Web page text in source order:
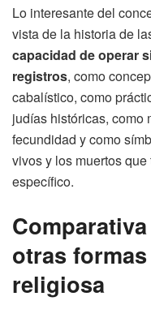
Lo interesante del
vista de la historia de
capacidad de operar
registros, como
cabalístico, como
judías históricas, como
fecundidad y como
vivos y los muertos
específico.
otras
religiosa